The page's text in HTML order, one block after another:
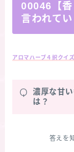
00046【
言われて
アロマハーブ４択クイズ
Q
濃厚な甘
は？
答えを